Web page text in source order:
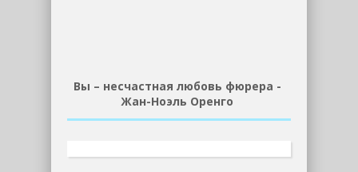
Вы – несчастная любовь фюрера -
Жан-Ноэль Оренго